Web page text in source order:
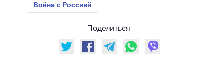
Война с Россией
Поделиться: